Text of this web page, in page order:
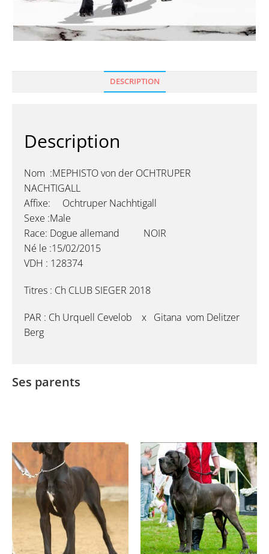
DESCRIPTION
Description
Nom :MEPHISTO von der OCHTRUPER
NACHTIGALL
Affixe: Ochtruper Nachhtigall
Sexe :Male
Race: Dogue allemand NOIR
Né le :15/02/2015
VDH : 128374
Titres : Ch CLUB SIEGER 2018
PAR : Ch Urquell Cevelob x Gitana vom Delitzer
Berg
Ses parents